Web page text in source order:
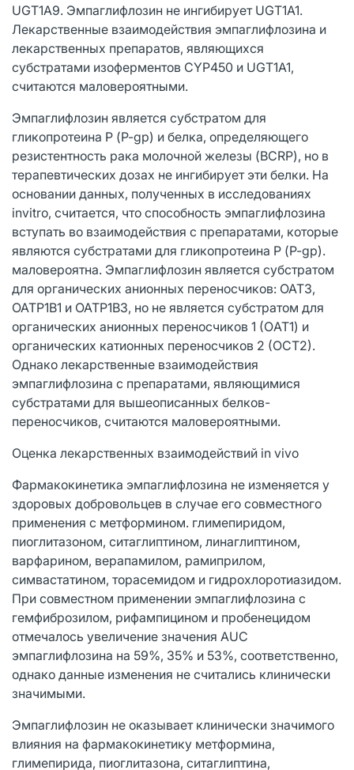
UGT1A9. Эмпаглифлозин не ингибирует UGT1A1.
Лекарственные взаимодействия эмпаглифлозина и
лекарственных препаратов, являющихся
субстратами изоферментов CYP450 и UGT1A1,
считаются маловероятными.
Эмпаглифлозин является субстратом для
гликопротеина Р (P-gp) и белка, определяющего
резистентность рака молочной железы (BCRP), но в
терапевтических дозах не ингибирует эти белки. На
основании данных, полученных в исследованиях
invitro, считается, что способность эмпаглифлозина
вступать во взаимодействия с препаратами, которые
являются субстратами для гликопротеина Р (P-gp).
маловероятна. Эмпаглифлозин является субстратом
для органических анионных переносчиков: ОАТ3,
ОАТР1В1 и ОАТР1В3, но не является субстратом для
органических анионных переносчиков 1 (ОAT1) и
органических катионных переносчиков 2 (ОСТ2).
Однако лекарственные взаимодействия
эмпаглифлозина с препаратами, являющимися
субстратами для вышеописанных белков-
переносчиков, считаются маловероятными.
Оценка лекарственных взаимодействий in vivo
Фармакокинетика эмпаглифлозина не изменяется у
здоровых добровольцев в случае его совместного
применения с метформином. глимепиридом,
пиоглитазоном, ситаглиптином, линаглиптином,
варфарином, верапамилом, рамиприлом,
симвастатином, торасемидом и гидрохлоротиазидом.
При совместном применении эмпаглифлозина с
гемфиброзилом, рифампицином и пробенецидом
отмечалось увеличение значения AUC
эмпаглифлозина на 59%, 35% и 53%, соответственно,
однако данные изменения не считались клинически
значимыми.
Эмпаглифлозин не оказывает клинически значимого
влияния на фармакокинетику метформина,
глимепирида, пиоглитазона, ситаглиптина,